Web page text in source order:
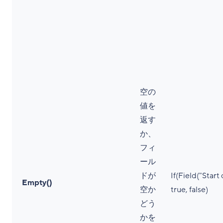
Empty()
空の
値を
返す
か、
フィ
ール
ドが
空か
どう
かを
If(Field("Start
true, false)